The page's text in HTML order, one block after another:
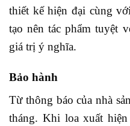
thiết kế hiện đại cùng
tạo nên tác phẩm tuyệt
giá trị ý nghĩa.
Bảo hành
Từ thông báo của nhà
tháng. Khi loa xuất